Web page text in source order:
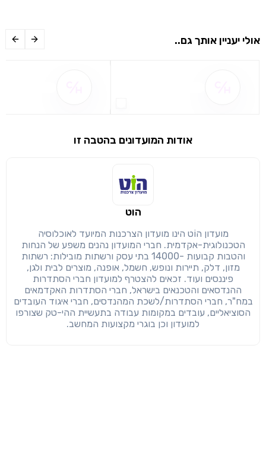
שיתוף
שימו לב!
מימוש הטבה זו ניתן רק לחברי
הבנתי, המשך לאתר
אולי יעניין אותך גם..
אודות המועדונים בהטבה זו
הוט
מועדון הוֹט הינו מועדון הצרכנות המיועד לאוכלוסיה
הטכנולוגית-אקדמית. חברי המועדון נהנים משפע של הנחות
והטבות קבועות -14000 בתי עסק ורשתות מובילות: רשתות
מזון, דלק, תיירות ונופש, חשמל, אופנה, מוצרים לבית ולגן,
פיננסים ועוד. זכאים להצטרף למועדון חברי הסתדרות
ההנדסאים והטכנאים בישראל, חברי הסתדרות האקדמאים
במח"ר, חברי הסתדרות/לשכת המהנדסים, חברי איגוד העובדים
הסוציאליים, עובדים במקומות עבודה בתעשיית ההי-טק שצורפו
למועדון וכן בוגרי מקצועות המחשב.